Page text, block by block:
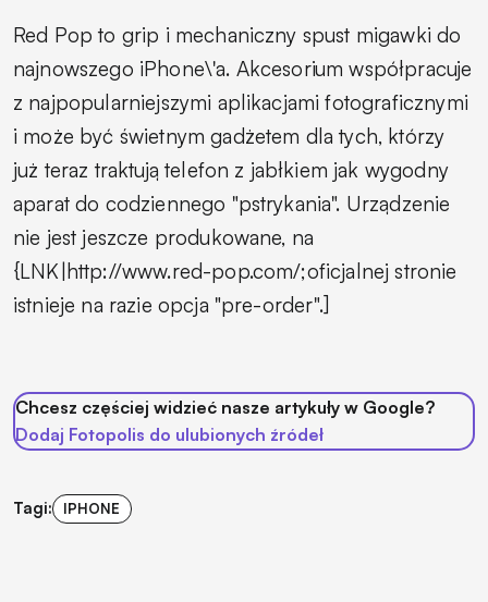
Red Pop to grip i mechaniczny spust migawki do
najnowszego iPhone\'a. Akcesorium współpracuje
z najpopularniejszymi aplikacjami fotograficznymi
i może być świetnym gadżetem dla tych, którzy
już teraz traktują telefon z jabłkiem jak wygodny
aparat do codziennego "pstrykania". Urządzenie
nie jest jeszcze produkowane, na
{LNK|http://www.red-pop.com/;oficjalnej stronie
istnieje na razie opcja "pre-order".]
Chcesz częściej widzieć nasze artykuły w Google?
Dodaj Fotopolis do ulubionych źródeł
Tagi: IPHONE